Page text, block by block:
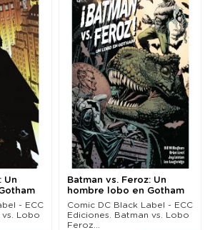
Un
- ECC
vs. Lobo
Batman vs. Feroz: Un
hombre lobo en Gotham
02 (de 6)
Comic DC Black Label - ECC
Ediciones. Batman vs. Lobo
Feroz...